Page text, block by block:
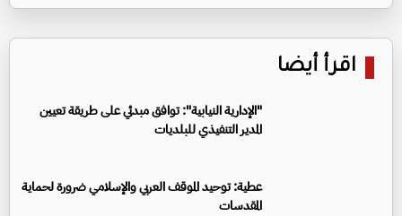
اقرأ أيضا
"الإدارية النيابية": توافق مبدئي على طريقة تعيين
المدير التنفيذي للبلديات
عطية: توحيد الموقف العربي والإسلامي ضرورة لحماية
المقدسات